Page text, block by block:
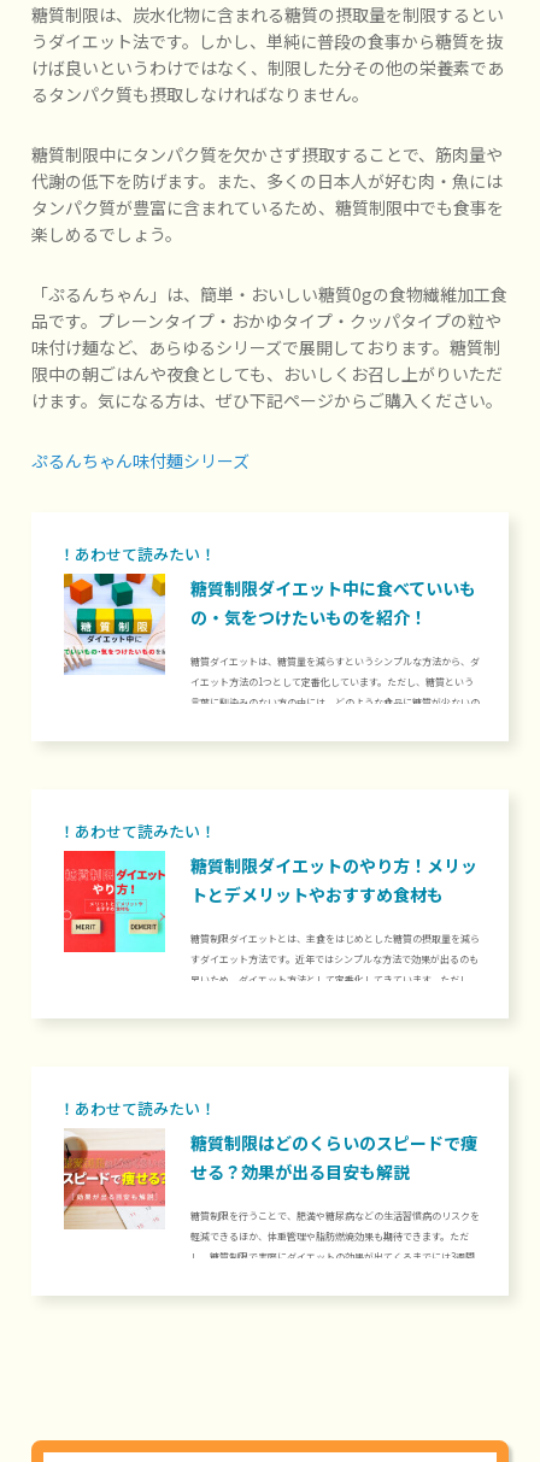
糖質制限は、炭水化物に含まれる糖質の摂取量を制限するとい
うダイエット法です。しかし、単純に普段の食事から糖質を抜
けば良いというわけではなく、制限した分その他の栄養素であ
るタンパク質も摂取しなければなりません。
糖質制限中にタンパク質を欠かさず摂取することで、筋肉量や
代謝の低下を防げます。また、多くの日本人が好む肉・魚には
タンパク質が豊富に含まれているため、糖質制限中でも食事を
楽しめるでしょう。
「ぷるんちゃん」は、簡単・おいしい糖質0gの食物繊維加工食
品です。プレーンタイプ・おかゆタイプ・クッパタイプの粒や
味付け麺など、あらゆるシリーズで展開しております。糖質制
限中の朝ごはんや夜食としても、おいしくお召し上がりいただ
けます。気になる方は、ぜひ下記ページからご購入ください。
ぷるんちゃん味付麺シリーズ
糖質制限ダイエット中に食べていいも
の・気をつけたいものを紹介！
糖質ダイエットは、糖質量を減らすというシンプルな方法から、ダ
イエット方法の1つとして定番化しています。ただし、糖質という
言葉に馴染みのない方の中には、どのような食品に糖質が少ないの
では、糖質ダイエット中に食べていいものと気をつけたいものを、
けたいもの糖質制限...
糖質制限ダイエットのやり方！メリッ
トとデメリットやおすすめ食材も
糖質制限ダイエットとは、主食をはじめとした糖質の摂取量を減ら
すダイエット方法です。近年ではシンプルな方法で効果が出るのも
早いため、ダイエット方法として定番化してきています。ただし、
のデメリットにつながるため、ポイントを押さえて糖質を制限する
制限ダイエットを...
糖質制限はどのくらいのスピードで痩
せる？効果が出る目安も解説
糖質制限を行うことで、肥満や糖尿病などの生活習慣病のリスクを
軽減できるほか、体重管理や脂肪燃焼効果も期待できます。ただ
し、糖質制限で実際にダイエットの効果が出てくるまでには3週間
したり、十分な水分摂取を意識したりしながら糖質制限を続けまし